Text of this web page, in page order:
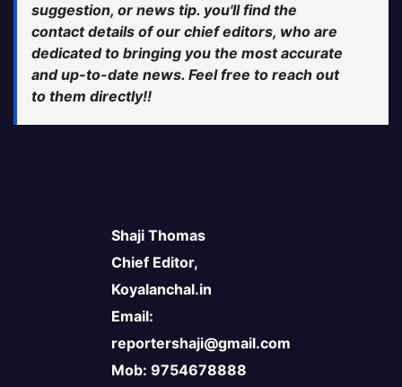
suggestion, or news tip. you'll find the
contact details of our chief editors, who are
dedicated to bringing you the most accurate
and up-to-date news. Feel free to reach out
to them directly!!
Shaji Thomas
Chief Editor,
Koyalanchal.in
Email:
reportershaji@gmail.com
Mob: 9754678888